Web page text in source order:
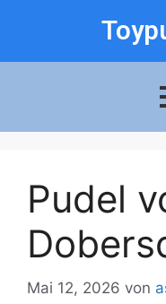
Pudel
Mai 12, 2026 von